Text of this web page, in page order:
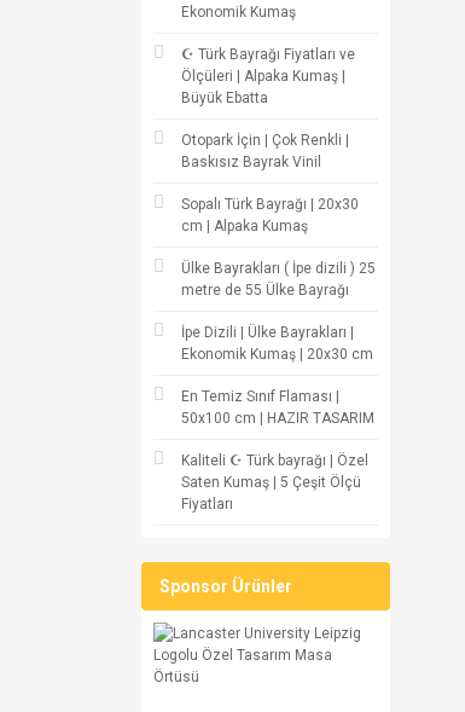
Ekonomik Kumaş
☪ Türk Bayrağı Fiyatları ve
Ölçüleri | Alpaka Kumaş |
Büyük Ebatta
Otopark İçin | Çok Renkli |
Baskısız Bayrak Vinil
Sopalı Türk Bayrağı | 20x30
cm | Alpaka Kumaş
Ülke Bayrakları ( İpe dizili ) 25
metre de 55 Ülke Bayrağı
İpe Dizili | Ülke Bayrakları |
Ekonomik Kumaş | 20x30 cm
En Temiz Sınıf Flaması |
50x100 cm | HAZIR TASARIM
Kaliteli ☪ Türk bayrağı | Özel
Saten Kumaş | 5 Çeşit Ölçü
Fiyatları
Sponsor Ürünler